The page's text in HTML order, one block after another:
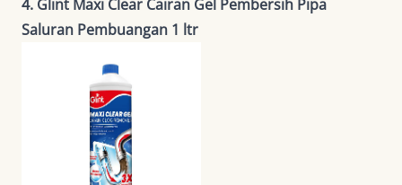
4. Glint Maxi Clear Cairan Gel Pembersih Pipa
Saluran Pembuangan 1 ltr